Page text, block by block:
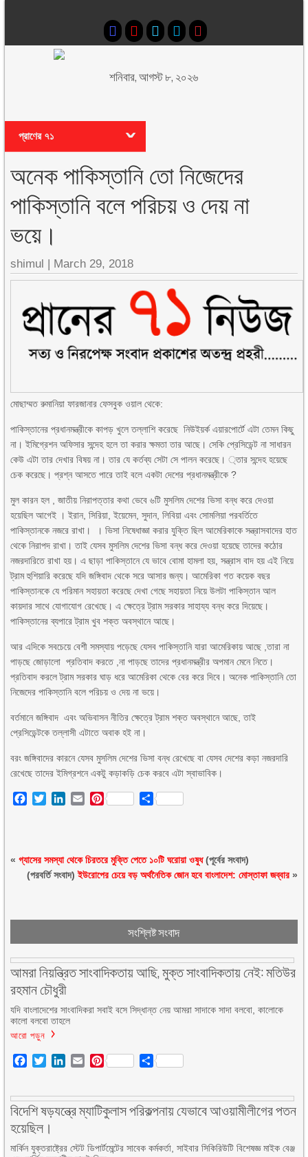
শনিবার, আগস্ট ৮, ২০২৬
প্রাণের ৭১
অনেক পাকিস্তানি তো নিজেদের
পাকিস্তানি বলে পরিচয় ও দেয় না
ভয়ে।
shimul | March 29, 2018
মোছাম্মত রুমানিয়া ফারজানার ফেসবুক ওয়াল থেকে:
পাকিস্তানের প্রধানমন্ত্রীকে কাপড় খুলে তল্লাশি করেছে নিউইয়র্ক এয়ারপোর্টে এটা তেমন কিছু
না। ইমিগ্রেশন অফিসার সন্দেহ হলে তা করার ক্ষমতা তার আছে। সেকি প্রেসিডেন্ট না সাধারন
কেউ এটা তার দেখার বিষয় না। তার যে কর্তব্য সেটা সে পালন করেছে। ্তার সন্দেহ হয়েছে
চেক করেছে। প্রশ্ন আসতে পারে তাই বলে একটা দেশের প্রধানমন্ত্রীকে ?
মুল কারন হল , জাতীয় নিরাপত্তার কথা ভেবে ৬টি মুসলিম দেশের ভিসা বন্ধ করে দেওয়া
হয়েছিল আগেই । ইরান, সিরিয়া, ইয়েমেন, সুদান, লিবিয়া এবং সোমলিয়া পরবর্তিতে
পাকিস্তানকে নজরে রাখা। । ভিসা নিষেধাজ্ঞা করার যুক্তি ছিল আমেরিকাকে সন্ত্রাসবাদের হাত
থেকে নিরাপদ রাখা। তাই যেসব মুসলিম দেশের ভিসা বন্ধ করে দেওয়া হয়েছে তাদের কঠোর
নজরদারিতে রাখা হয়। এ ছাড়া পাকিস্তানে যে ভাবে বোমা হামলা হয়, সন্ত্রাস বাদ হয় এই নিয়ে
ট্রাম হুশিয়ারি করেছে যদি জঙ্গিবাদ থেকে সরে আসার জন্য। আমেরিকা গত কয়েক বছর
পাকিস্তানকে যে পরিমান সহায়তা করেছে দেখা গেছে সহায়তা নিয়ে উলটা পাকিস্তান আল
কায়দার সাথে যোগাযোগ রেখেছে। এ ক্ষেত্রে ট্রাম সরকার সাহায্য বন্ধ করে দিয়েছে।
পাকিস্তানের ব্যপারে ট্রাম খুব শক্ত অবস্থানে আছে।
আর এদিকে সবচেয়ে বেশী সমস্যায় পড়েছে যেসব পাকিস্তানি যারা আমেরিকায় আছে ,তারা না
পাড়ছে জোড়ালো প্রতিবাদ করতে ,না পাড়ছে তাদের প্রধানমন্ত্রীর অপমান মেনে নিতে।
প্রতিবাদ করলে ট্রাম সরকার ঘাড় ধরে আমেরিকা থেকে বের করে দিবে। অনেক পাকিস্তানি তো
নিজেদের পাকিস্তানি বলে পরিচয় ও দেয় না ভয়ে।
বর্তমানে জঙ্গিবাদ এবং অভিবাসন নীতির ক্ষেত্রে ট্রাম শক্ত অবস্থানে আছে, তাই
প্রেসিডেন্টকে তল্লাসী এটাতে অবাক হই না।
বরং জঙ্গিবাদের কারনে যেসব মুসলিম দেশের ভিসা বন্ধ রেখেছে বা যেসব দেশের কড়া নজরদারি
রেখেছে তাদের ইমিগ্রশনে একটু কড়াকড়ি চেক করবে এটা স্বাভাবিক।
Facebook
TwitterLinkedIn
EmailPinterest Share
«গ্যাসের সমস্যা থেকে চিরতরে মুক্তি পেতে ১০টি ঘরোয়া ওষুধ(পূর্বের সংবাদ)
(পরবর্তি সংবাদ)ইউরোপের চেয়ে বড় অর্থনৈতিক জোন হবে বাংলাদেশ: মোস্তাফা জব্বার»
সংশ্লিষ্ট সংবাদ
আমরা নিয়ন্ত্রিত সাংবাদিকতায় আছি, মুক্ত সাংবাদিকতায় নেই: মতিউর
রহমান চৌধুরী
যদি বাংলাদেশের সাংবাদিকরা সবাই বসে সিদ্ধান্ত নেয় আমরা সাদাকে সাদা বলবো, কালোকে
কালো বলবো তাহলে
আরো পড়ুন
Facebook
TwitterLinkedIn
EmailPinterest Share
বিদেশি ষড়যন্ত্রে ম্যাটিকুলাস পরিকল্পনায় যেভাবে আওয়ামীলীগের পতন
হয়েছিল।
মার্কিন যুক্তরাষ্ট্রের স্টেট ডিপার্টমেন্টের সাবেক কর্মকর্তা, সাইবার সিকিরিউটি বিশেষজ্ঞ মাইক বেঞ্জ